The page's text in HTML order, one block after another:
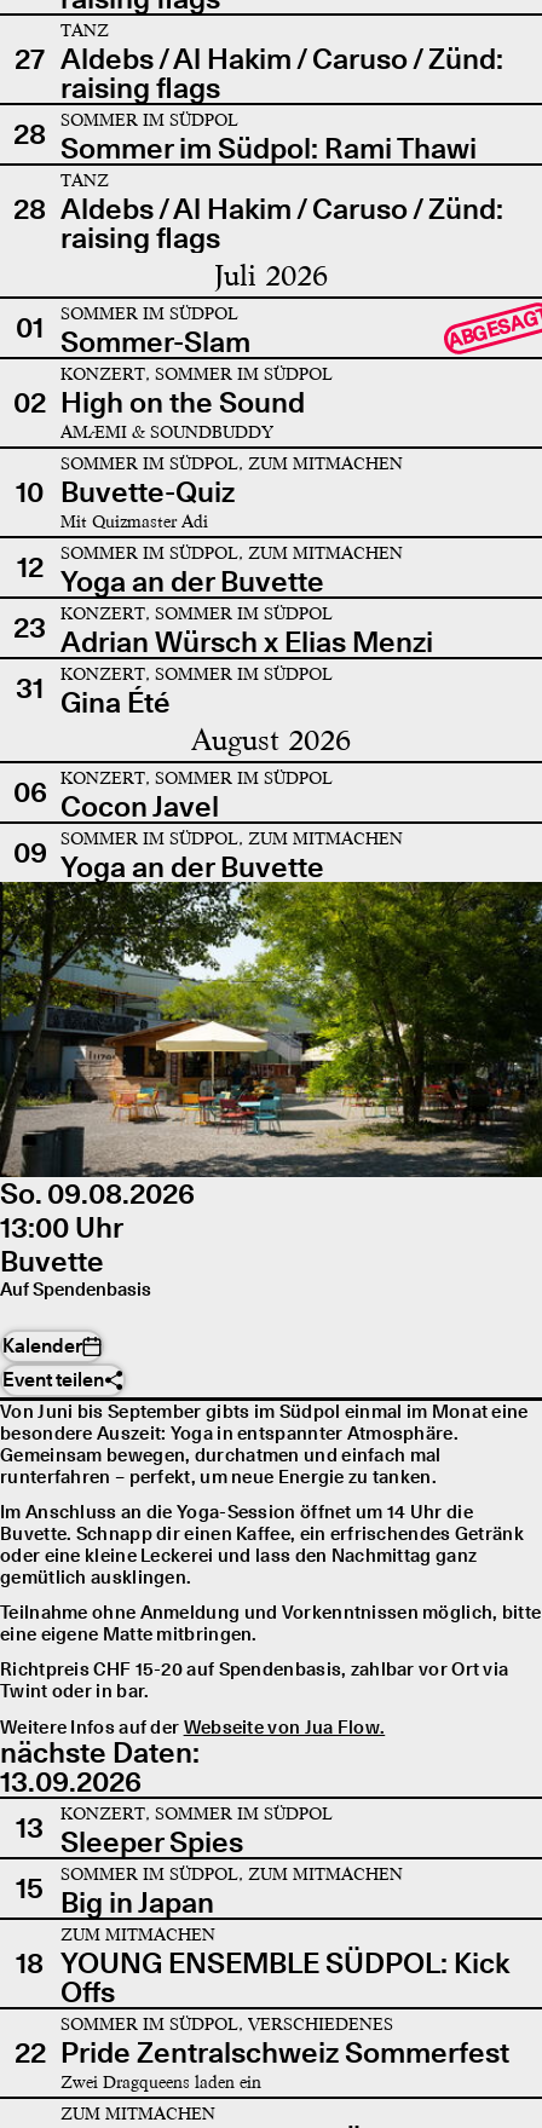
27
TANZ
Aldebs / Al Hakim / Caruso / Zünd:
raising flags
28
SOMMER IM SÜDPOL
Sommer im Südpol: Rami Thawi
28
TANZ
Aldebs / Al Hakim / Caruso / Zünd:
raising flags
Juli 2026
01 SOMMER IM SÜDPOL
Sommer-Slam
02
KONZERT, SOMMER IM SÜDPOL
High on the Sound
AMÆMI & SOUNDBUDDY
10
SOMMER IM SÜDPOL, ZUM MITMACHEN
Buvette-Quiz
Mit Quizmaster Adi
12 SOMMER IM SÜDPOL, ZUM MITMACHEN
Yoga an der Buvette
23
KONZERT, SOMMER IM SÜDPOL
Adrian Würsch x Elias Menzi
31
KONZERT, SOMMER IM SÜDPOL
Gina Été
August 2026
06 KONZERT, SOMMER IM SÜDPOL
Cocon Javel
09
SOMMER IM SÜDPOL, ZUM MITMACHEN
Yoga an der Buvette
So. 09.08.2026
13:00 Uhr
Buvette
Auf Spendenbasis
Kalender
Event teilen
Von Juni bis September gibts im Südpol einmal im Monat eine
besondere Auszeit: Yoga in entspannter Atmosphäre.
Gemeinsam bewegen, durchatmen und einfach mal
runterfahren – perfekt, um neue Energie zu tanken.
Im Anschluss an die Yoga-Session öffnet um 14 Uhr die
Buvette. Schnapp dir einen Kaffee, ein erfrischendes Getränk
oder eine kleine Leckerei und lass den Nachmittag ganz
gemütlich ausklingen.
Teilnahme ohne Anmeldung und Vorkenntnissen möglich, bitte
eine eigene Matte mitbringen.
Richtpreis CHF 15-20 auf Spendenbasis, zahlbar vor Ort via
Twint oder in bar.
Weitere Infos auf der Webseite von Jua Flow.
nächste Daten:
13.09.2026
13
KONZERT, SOMMER IM SÜDPOL
Sleeper Spies
15
SOMMER IM SÜDPOL, ZUM MITMACHEN
Big in Japan
18
ZUM MITMACHEN
YOUNG ENSEMBLE SÜDPOL: Kick
Offs
22
SOMMER IM SÜDPOL, VERSCHIEDENES
Pride Zentralschweiz Sommerfest
Zwei Dragqueens laden ein
ZUM MITMACHEN